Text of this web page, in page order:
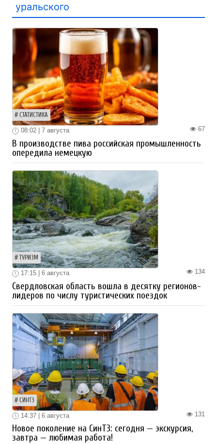
уральского
СТАТИСТИКА
67
08:02 | 7 августа
В производстве пива российская промышленность
опередила немецкую
ТУРИЗМ
134
17:15 | 6 августа
Свердловская область вошла в десятку регионов-
лидеров по числу туристических поездок
СИНТЗ
131
14:37 | 6 августа
Новое поколение на СинТЗ: сегодня — экскурсия,
завтра — любимая работа!